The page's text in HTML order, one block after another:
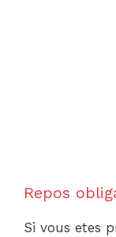
Repos
Si vous etes